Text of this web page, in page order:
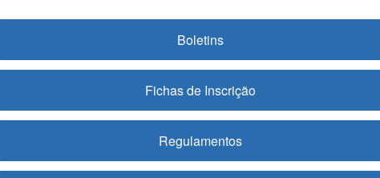
Boletins
Fichas de Inscrição
Regulamentos